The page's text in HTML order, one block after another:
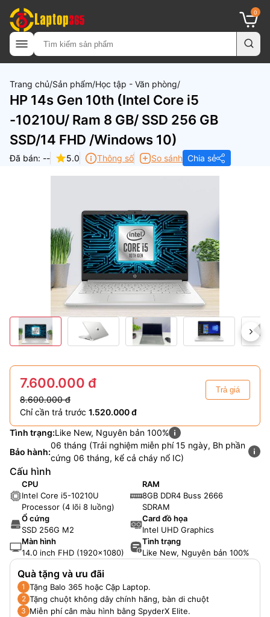
0
Trang chủ Sản phẩm Học tập - Văn phòng
HP 14s Gen 10th (Intel Core i5
-10210U/ Ram 8 GB/ SSD 256 GB
SSD/14 FHD /Windows 10)
Đã bán: -- 5.0 Thông số So sánh Chia sẻ
7.600.000 đ
8.600.000 đ
Trả giá
Chỉ cần trả trước 1.520.000 đ
Tình trạng:Like New, Nguyên bản 100%
Bảo hành:
06 tháng (Trải nghiệm miễn phí 15 ngày, Bh phần
cứng 06 tháng, kể cả cháy nổ IC)
Cấu hình
CPU
Intel Core i5-10210U
Processor (4 lõi 8 luồng)
RAM
8GB DDR4 Buss 2666
SDRAM
Ổ cứng
SSD 256G M2
Card đồ họa
Intel UHD Graphics
Màn hình
14.0 inch FHD (1920x1080)
Tình trạng
Like New, Nguyên bản 100%
Quà tặng và ưu đãi
1 Tặng Balo 365 hoặc Cặp Laptop.
2 Tặng chuột không dây chính hãng, bàn di chuột
3 Miễn phí cân màu hình bằng SpyderX Elite.